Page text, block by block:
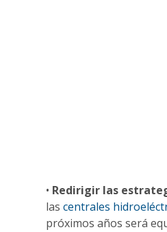
• Redirigir las
lascentrales
próximos años será